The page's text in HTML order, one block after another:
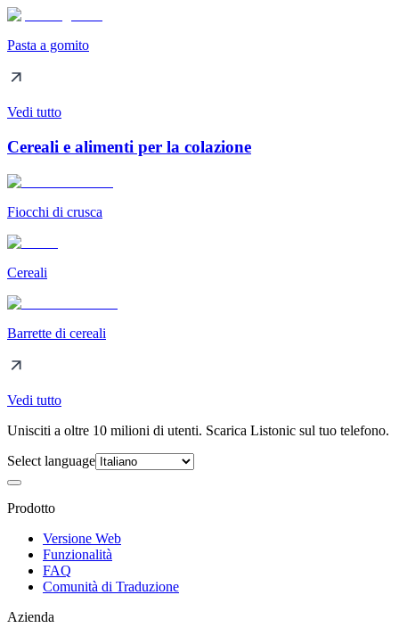
Pasta a gomito
Vedi tutto
Cereali e alimenti per la colazione
Fiocchi di crusca
Cereali
Barrette di cereali
Vedi tutto
Unisciti a oltre 10 milioni di utenti. Scarica Listonic sul tuo telefono.
Select language
Prodotto
Versione Web
Funzionalità
FAQ
Comunità di Traduzione
Azienda